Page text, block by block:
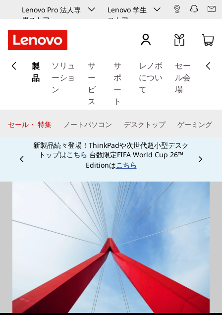
Lenovo Pro 法人専
用ストア
Lenovo 学生
ストア
イ
ン
ッ
製
品
ソリュ
ーショ
ン
サ
ー
ビ
ス
サ
ポ
ー
ト
レノボ
につい
て
セー
ル会
場
セール・ 特集 ノートパソコン デスクトップ ゲーミング
新製品続々登場！ThinkPadや次世代超小型デスク
トップはこちら 台数限定FIFA World Cup 26™
Editionはこちら
Currently displaying item 3 of